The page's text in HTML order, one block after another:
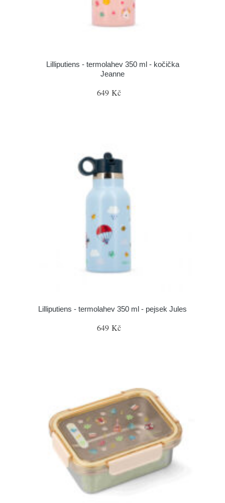
Lilliputiens - termolahev 350 ml - kočička
Jeanne
649 Kč
Lilliputiens - termolahev 350 ml - pejsek Jules
649 Kč